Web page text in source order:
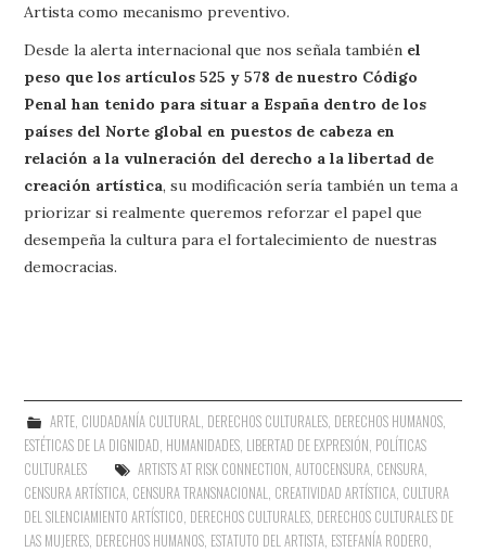
Artista como mecanismo preventivo.
Desde la alerta internacional que nos señala también el
peso que los artículos 525 y 578 de nuestro Código
Penal han tenido para situar a España dentro de los
países del Norte global en puestos de cabeza en
relación a la vulneración del derecho a la libertad de
creación artística, su modificación sería también un tema a
priorizar si realmente queremos reforzar el papel que
desempeña la cultura para el fortalecimiento de nuestras
democracias.
ARTE, CIUDADANÍA CULTURAL DERECHOS CULTURALES, DERECHOS HUMANOS,
ESTÉTICAS DE LA DIGNIDAD HUMANIDADES LIBERTAD DE EXPRESIÓN POLÍTICAS
CULTURALES
ARTISTS AT RISK CONNECTION AUTOCENSURA, CENSURA,
CENSURA ARTÍSTICA CENSURA TRANSNACIONAL CREATIVIDAD ARTÍSTICA CULTURA
DEL SILENCIAMIENTO ARTÍSTICO DERECHOS CULTURALES DERECHOS CULTURALES DE
LAS MUJERES DERECHOS HUMANOS ESTATUTO DEL ARTISTA ESTEFANÍA RODERO